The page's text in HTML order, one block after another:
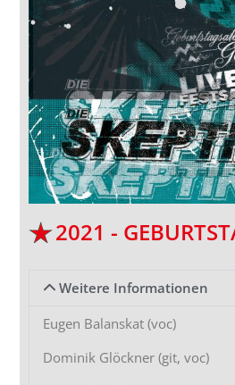
2021 -
Weitere Informationen
Eugen Balanskat (voc)
Dominik Glöckner (git, voc)